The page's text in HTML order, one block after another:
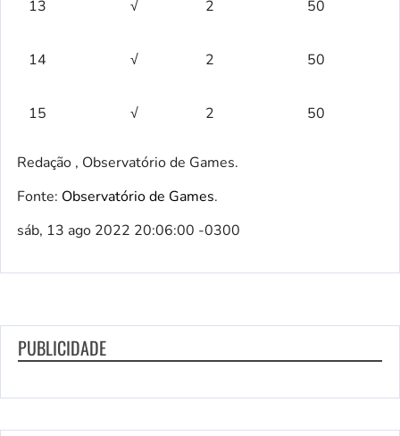
13 √ 2 50
14 √ 2 50
15 √ 2 50
Redação , Observatório de Games.
Fonte: Observatório de Games.
sáb, 13 ago 2022 20:06:00 -0300
PUBLICIDADE